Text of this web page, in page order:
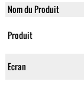
Nom du Produit
Produit
Ecran